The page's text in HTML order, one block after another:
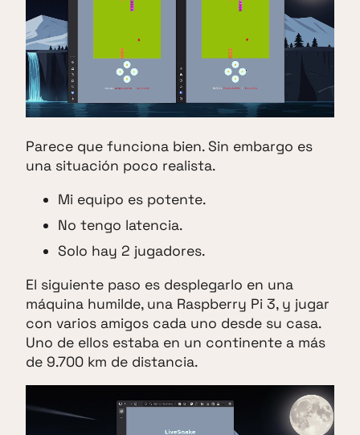
Parece que funciona bien. Sin embargo es
una situación poco realista.
Mi equipo es potente.
No tengo latencia.
Solo hay 2 jugadores.
El siguiente paso es desplegarlo en una
máquina humilde, una Raspberry Pi 3, y jugar
con varios amigos cada uno desde su casa.
Uno de ellos estaba en un continente a más
de 9.700 km de distancia.